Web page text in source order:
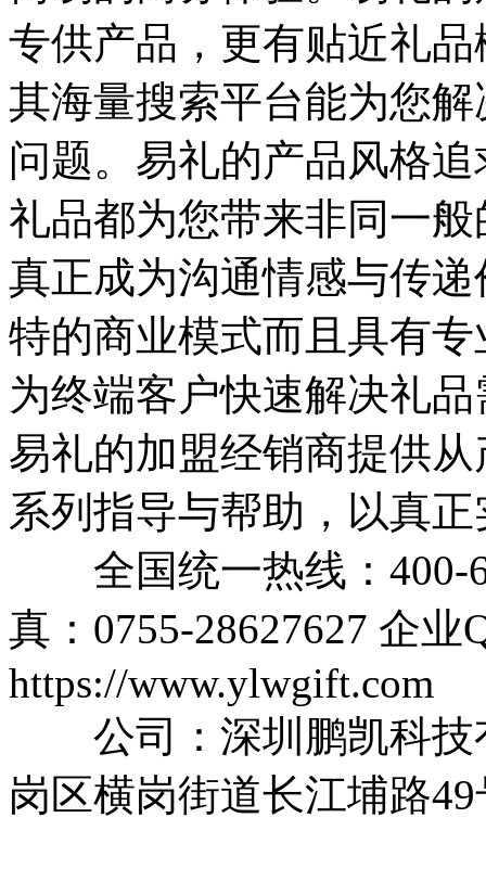
专供产品，更有贴近礼
其海量搜索平台能为您
问题。易礼的产品风格
礼品都为您带来非同一
真正成为沟通情感与传
特的商业模式而且具有
为终端客户快速解决礼
易礼的加盟经销商提供
系列指导与帮助，以真
全国统一热线：400-
真：0755-28627627 企
https://
公司：深圳鹏凯科
岗区横岗街道长江埔路